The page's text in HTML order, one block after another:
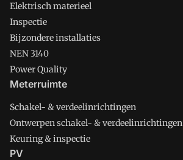
Elektrisch materieel
Inspectie
Bijzondere installaties
NEN 3140
Power Quality
Meterruimte
Schakel- & verdeelinrichtingen
Ontwerpen schakel- & verdeelinrichtingen
Keuring & inspectie
PV